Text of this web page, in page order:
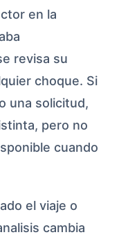
en la
revisa su
choque. Si
una solicitud,
pero no
cuando
el viaje o
cambia